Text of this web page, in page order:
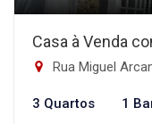
Casa à Venda
Rua Miguel Arcanjo
3 Quartos 1